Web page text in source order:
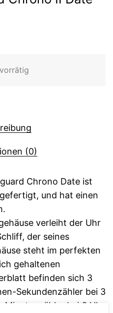
(0)
Chrono Date ist
und hat einen
verleiht der Uhr
der seines
steht im perfekten
gehaltenen
befinden sich 3
Sekundenzähler bei 3
bei 6 Uhr